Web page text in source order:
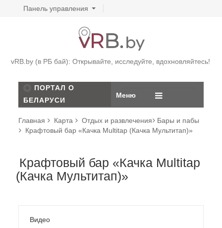
Панель управления
vRB.by (в РБ бай): Открывайте, исследуйте, вдохновляйтесь!
ПОРТАЛ О
БЕЛАРУСИ
Меню
Главная Карта Отдых и развлечения
Бары и пабы
Крафтовый бар «Качка Multitap (Качка Мультитап)»
Крафтовый бар «Качка Multitap
(Качка Мультитап)»
Видео